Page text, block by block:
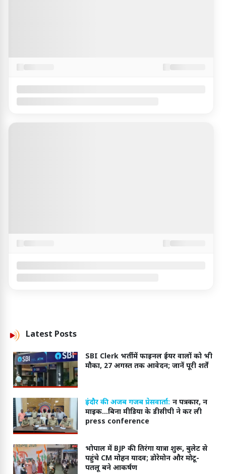
Latest Posts
SBI Clerk भर्ती में फाइनल ईयर वालों को भी
मौका, 27 अगस्त तक आवेदन; जानें पूरी शर्तें
इंदौर की अजब गजब प्रेसवार्ता: न पत्रकार, न
माइक...बिना मीडिया के डीसीपी ने कर ली
press conference
भोपाल में BJP की तिरंगा यात्रा शुरू, बुलेट से
पहुंचे CM मोहन यादव; डोरेमोन और मोटू-
पतलू बने आकर्षण